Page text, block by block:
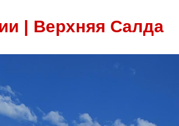
| Верхняя Салда